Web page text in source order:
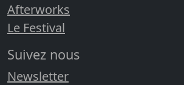
Afterworks
Le Festival
Suivez nous
Newsletter